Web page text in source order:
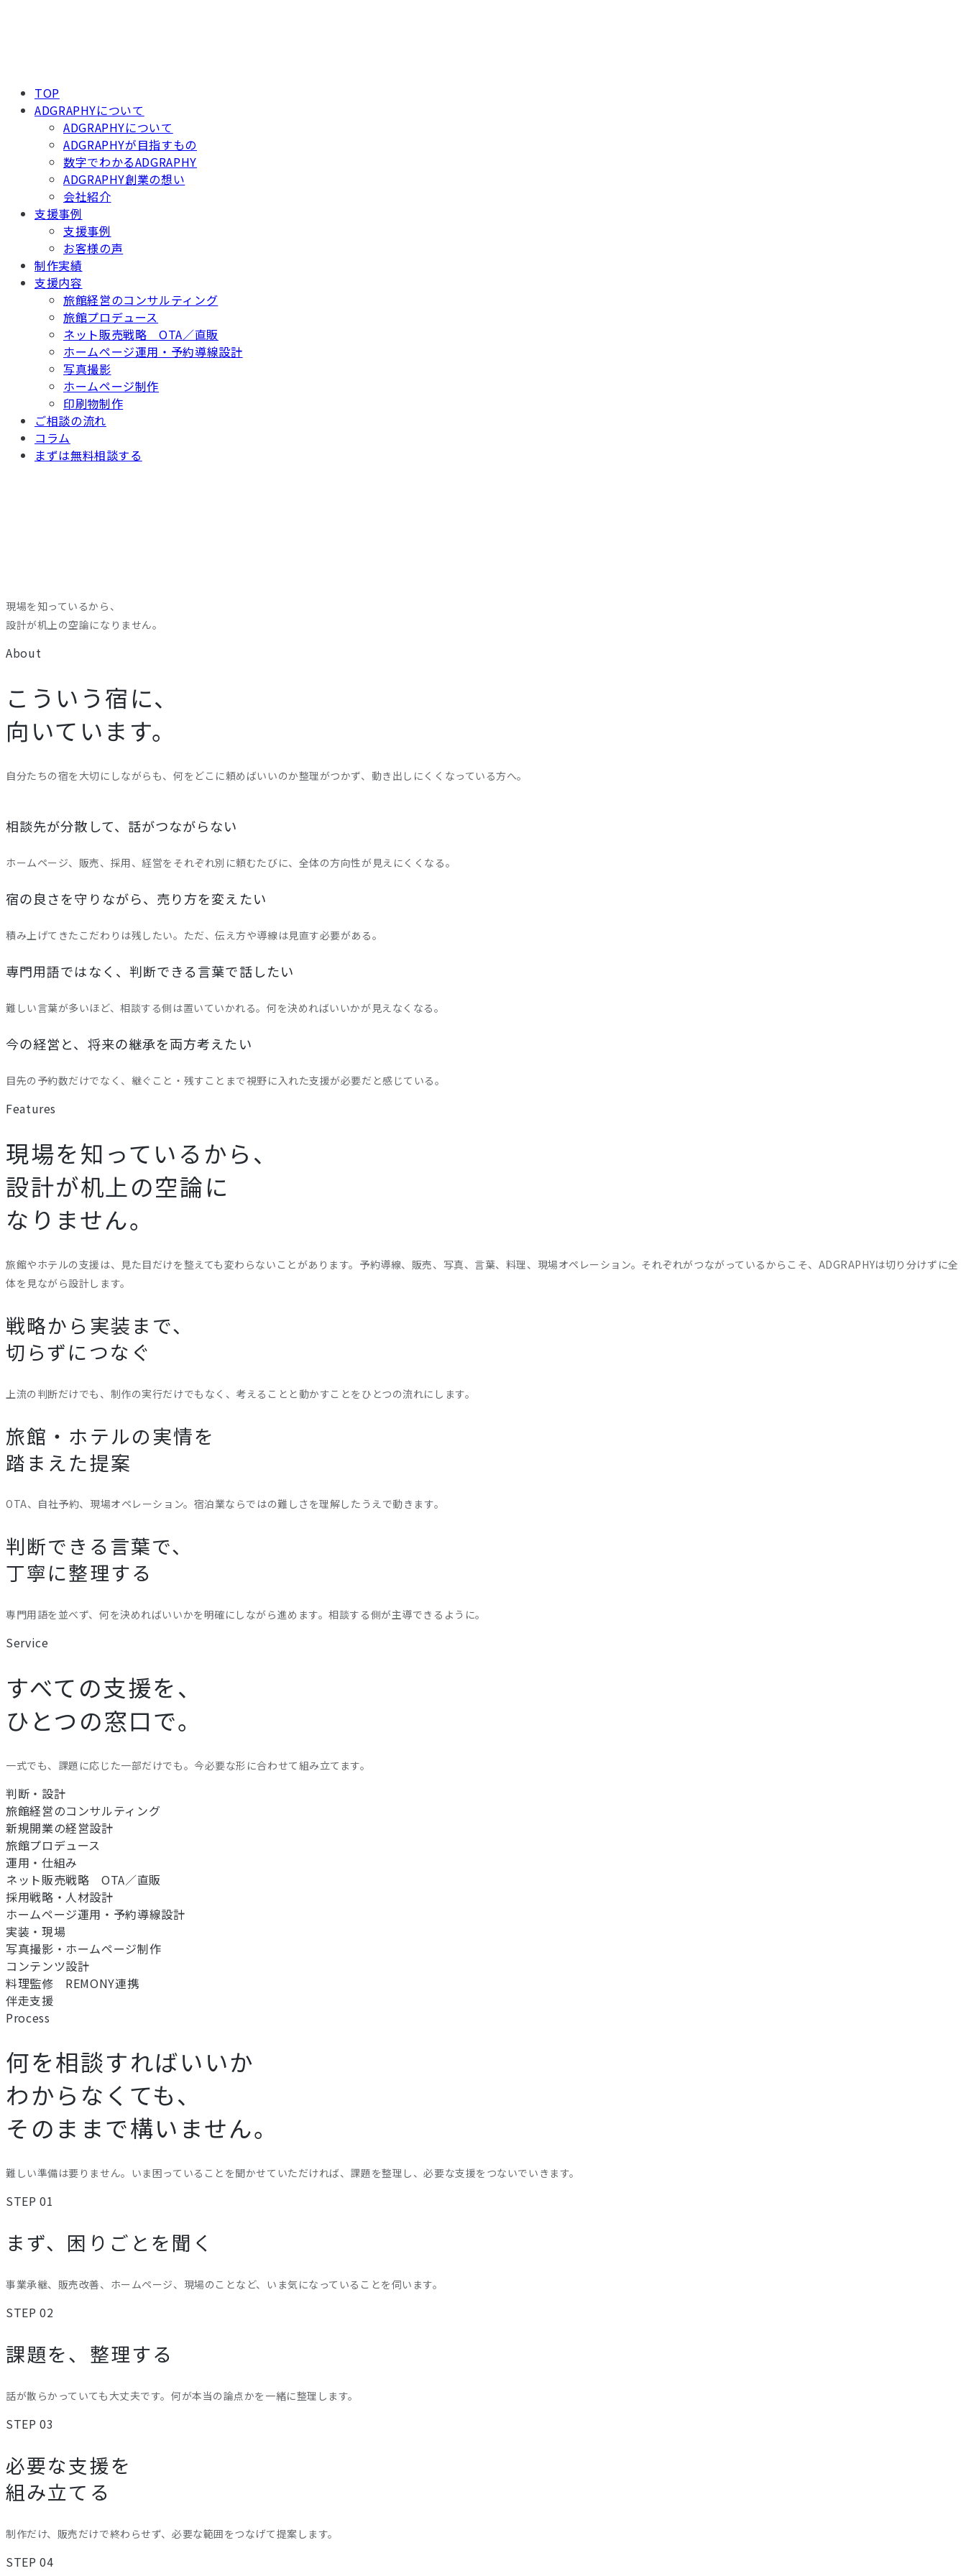
TOP
ADGRAPHYについて
ADGRAPHYについて
ADGRAPHYが目指すもの
数字でわかるADGRAPHY
ADGRAPHY創業の想い
会社紹介
支援事例
支援事例
お客様の声
制作実績
支援内容
旅館経営のコンサルティング
旅館プロデュース
ネット販売戦略 OTA／直販
ホームページ運用・予約導線設計
写真撮影
ホームページ制作
印刷物制作
ご相談の流れ
コラム
まずは無料相談する
現場を知っているから、
設計が机上の空論になりません。
About
こういう宿に、
向いています。
自分たちの宿を大切にしながらも、何をどこに頼めばいいのか整理がつかず、動き出しにくくなっている方へ。
相談先が分散して、話がつながらない
ホームページ、販売、採用、経営をそれぞれ別に頼むたびに、全体の方向性が見えにくくなる。
宿の良さを守りながら、売り方を変えたい
積み上げてきたこだわりは残したい。ただ、伝え方や導線は見直す必要がある。
専門用語ではなく、判断できる言葉で話したい
難しい言葉が多いほど、相談する側は置いていかれる。何を決めればいいかが見えなくなる。
今の経営と、将来の継承を両方考えたい
目先の予約数だけでなく、継ぐこと・残すことまで視野に入れた支援が必要だと感じている。
Features
現場を知っているから、
設計が机上の空論に
なりません。
旅館やホテルの支援は、見た目だけを整えても変わらないことがあります。予約導線、販売、写真、言葉、料理、現場オペレーション。それぞれがつながっているからこそ、ADGRAPHYは切り分けずに全
体を見ながら設計します。
戦略から実装まで、
切らずにつなぐ
上流の判断だけでも、制作の実行だけでもなく、考えることと動かすことをひとつの流れにします。
旅館・ホテルの実情を
踏まえた提案
OTA、自社予約、現場オペレーション。宿泊業ならではの難しさを理解したうえで動きます。
判断できる言葉で、
丁寧に整理する
専門用語を並べず、何を決めればいいかを明確にしながら進めます。相談する側が主導できるように。
Service
すべての支援を、
ひとつの窓口で。
一式でも、課題に応じた一部だけでも。今必要な形に合わせて組み立てます。
判断・設計
旅館経営のコンサルティング
新規開業の経営設計
旅館プロデュース
運用・仕組み
ネット販売戦略 OTA／直販
採用戦略・人材設計
ホームページ運用・予約導線設計
実装・現場
写真撮影・ホームページ制作
コンテンツ設計
料理監修 REMONY連携
伴走支援
Process
何を相談すればいいか
わからなくても、
そのままで構いません。
難しい準備は要りません。いま困っていることを聞かせていただければ、課題を整理し、必要な支援をつないでいきます。
STEP 01
まず、困りごとを聞く
事業承継、販売改善、ホームページ、現場のことなど、いま気になっていることを伺います。
STEP 02
課題を、整理する
話が散らかっていても大丈夫です。何が本当の論点かを一緒に整理します。
STEP 03
必要な支援を
組み立てる
制作だけ、販売だけで終わらせず、必要な範囲をつなげて提案します。
STEP 04